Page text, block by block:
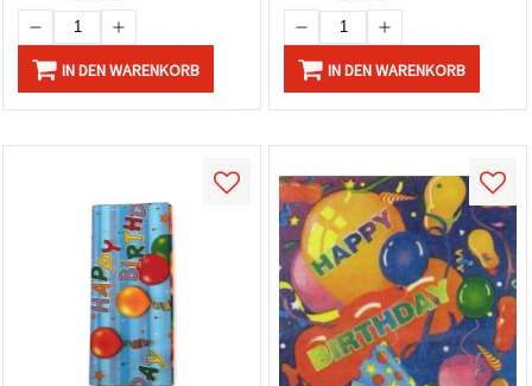
IN DEN WARENKORB IN DEN WARENKORB